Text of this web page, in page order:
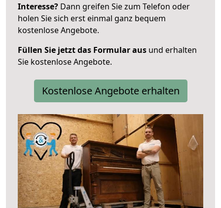
Interesse? Dann greifen Sie zum Telefon oder
holen Sie sich erst einmal ganz bequem
kostenlose Angebote.
Füllen Sie jetzt das Formular aus und erhalten
Sie kostenlose Angebote.
Kostenlose Angebote erhalten